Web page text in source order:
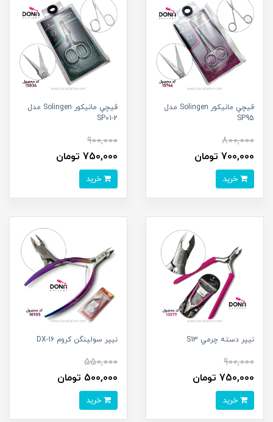
قيچي مانيکور Solingen مدل
SP95
800,000
700,000 تومان
قيچي مانيکور Solingen مدل
SP01-2
900,000
750,000 تومان
نيپر دسته چرمي S13
900,000
750,000 تومان
نيپر سولينگن کروم DX-16
550,000
500,000 تومان